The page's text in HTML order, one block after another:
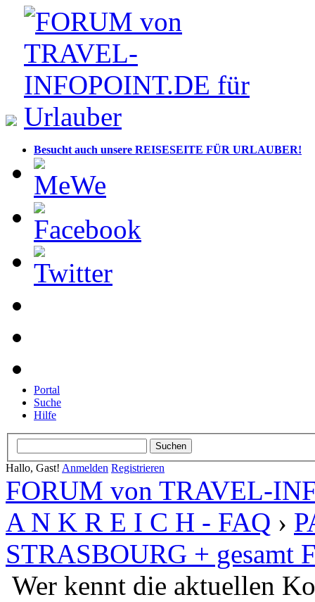
Besucht auch unsere REISESEITE FÜR URLAUBER!
Portal
Suche
Hilfe
Hallo, Gast! Anmelden Registrieren
FORUM von TRAVEL-
A N K R E I C H - FAQ ›
STRASBOURG + gesamt
Wer kennt die aktuellen